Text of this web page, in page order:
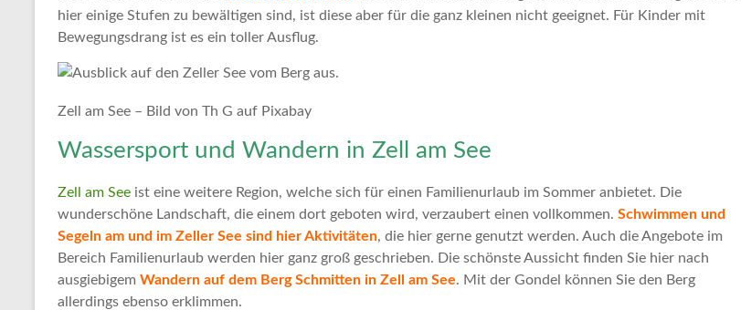
hier einige Stufen zu bewältigen sind, ist diese aber für die ganz kleinen nicht geeignet. Für Kinder mit
Bewegungsdrang ist es ein toller Ausflug.
Zell am See – Bild von Th G auf Pixabay
Wassersport und Wandern in Zell am See
Zell am See ist eine weitere Region, welche sich für einen Familienurlaub im Sommer anbietet. Die
wunderschöne Landschaft, die einem dort geboten wird, verzaubert einen vollkommen. Schwimmen und
Segeln am und im Zeller See sind hier Aktivitäten, die hier gerne genutzt werden. Auch die Angebote im
Bereich Familienurlaub werden hier ganz groß geschrieben. Die schönste Aussicht finden Sie hier nach
ausgiebigem Wandern auf dem Berg Schmitten in Zell am See. Mit der Gondel können Sie den Berg
allerdings ebenso erklimmen.